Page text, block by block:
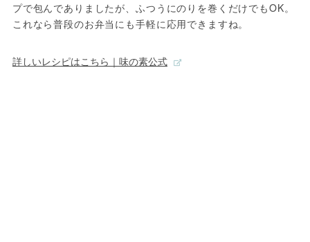
プで包んでありましたが、ふつうにのりを巻くだけでもOK。
これなら普段のお弁当にも手軽に応用できますね。
詳しいレシピはこちら｜味の素公式